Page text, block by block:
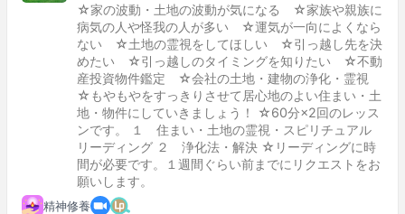
☆家の波動・土地の波動が気になる ☆家族や親族に
病気の人や怪我の人が多い ☆運気が一向によくなら
ない ☆土地の霊視をしてほしい ☆引っ越し先を決
めたい ☆引っ越しのタイミングを知りたい ☆不動
産投資物件鑑定 ☆会社の土地・建物の浄化・霊視
☆もやもやをすっきりさせて居心地のよい住まい・土
地・物件にしていきましょう！ ☆60分×2回のレッス
ンです。 １ 住まい・土地の霊視・スピリチュアル
リーディング ２ 浄化法・解決 ☆リーディングに時
間が必要です。１週間ぐらい前までにリクエストをお
願いします。
精神修養